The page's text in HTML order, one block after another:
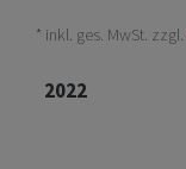
* inkl. ges. MwSt. zzgl.
2022